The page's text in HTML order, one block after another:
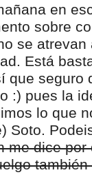
en
sobre
se
Está
que seguro
:) pues la
lo que
Soto.
me dice
también